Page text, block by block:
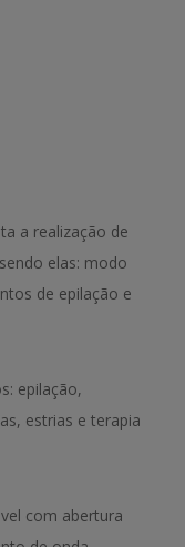
a realização de
elas: modo
de epilação e
epilação,
estrias e terapia
com abertura